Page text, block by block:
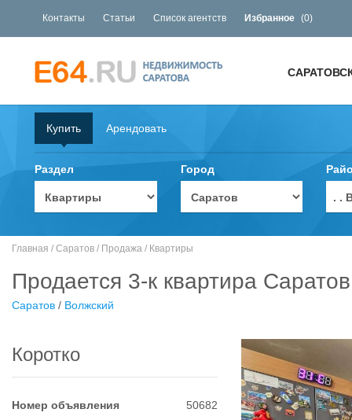
Контакты Статьи Список агентств Избранное (0)
Купить Арендовать
Раздел Город
. .
Главная / Саратов / Продажа / Квартиры
Продается 3-к квартира
Саратов / Волжский
Коротко
Номер объявления
50682